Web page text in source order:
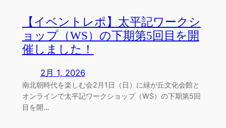
【イベントレポ】太平記ワークシ
ョップ（WS）の下期第5回目を開
催しました！
2月 1, 2026
南北朝時代を楽しむ会2月1日（日）に緑が丘文化会館と
オンラインで太平記ワークショップ（WS）の下期第5回
目を開…